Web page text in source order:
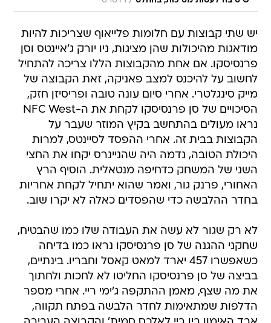
יש שתי קבוצות עם חלומות פלייאוף שצריכות להיות
מודאגות מהיכולות שהן מציגות, ניו יורק ג'איינטס וסן
פרנסיסקו. אם אחת מהקבוצות הללו צריכה להתחיל
לחשוב על להיכנס למצב פאניקה, זאת הקבוצה של
מייק סינגלטרי. אחרי סיום עונה טובה ופריסיזן חזק,
הסיכויים של סן פרנסיסקו לקחת את ה-NFC West
נראו מעולים בהתחשב בקיץ המוזר שעבר על
הקבוצות בבית זה. אחרי ההפסד לסיינטס, למרות
היכולת הטובה, נדמה היה שהניינרס יקחו את החצי
השני של המשחק כדחיפה מנטאלית. הוסיף הרץ
האחורי, פרנק גור, ואמר שהוא יתחיל לקחת אחריות
בחדר ההלבשה כדי שהפסדים כאלה לא יקרו שוב.
לא רק שגור לא עשה את העבודה שלו כמו שהבטיח,
שחקני ההגנה של סן פרנסיסקו נראו כמו בדיחה
כשאפשרו 457 יארד למאט קאסל וחבריו. בינתיים,
בביצה של סן פרנסיסקו החליטו לא לחכות ולחתוך
את מה שצף, מאמן ההתקפה ג'ימי ריי. אחרי מספר
הדלפות שמתאימות לחדר הלבשה בפתח תקווה,